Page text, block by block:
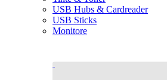
USB Hubs & Cardreader
USB Sticks
Monitore